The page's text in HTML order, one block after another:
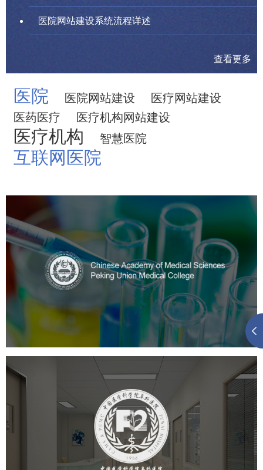
医院网站建设系统流程详述
查看更多
医院 医院网站建设
医疗网站建设
医药医疗
医疗机构网站建设
医疗机构 智慧医院
互联网医院
中国医学科学院
医院网站建设
定制开发
大学网站建设
高校网站建设
阜外医院
医药医疗 医院 医院网站建设 定制开发